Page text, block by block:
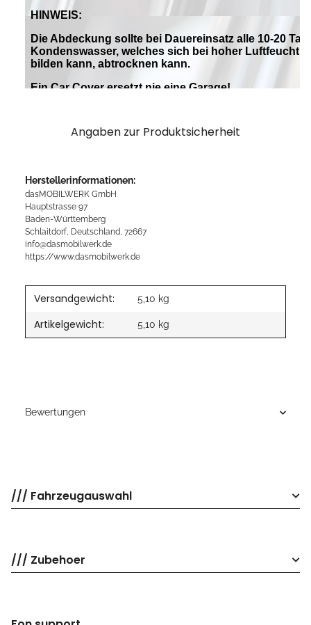
Angaben zur Produktsicherheit
Herstellerinformationen:
dasMOBILWERK GmbH
Hauptstrasse 97
Baden-Württemberg
Schlaitdorf, Deutschland, 72667
info@dasmobilwerk.de
https://www.dasmobilwerk.de
Versandgewicht: 5,10 kg
Artikelgewicht: 5,10 kg
Bewertungen
/// Fahrzeugauswahl
/// Zubehoer